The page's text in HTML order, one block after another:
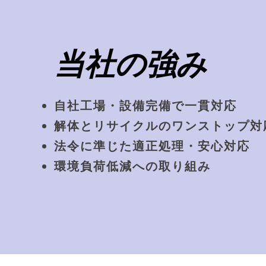
当社の強み
自社工場・設備完備で一貫対応
解体とリサイクルのワンストップ
法令に準じた適正処理・安心対応
環境負荷低減への取り組み